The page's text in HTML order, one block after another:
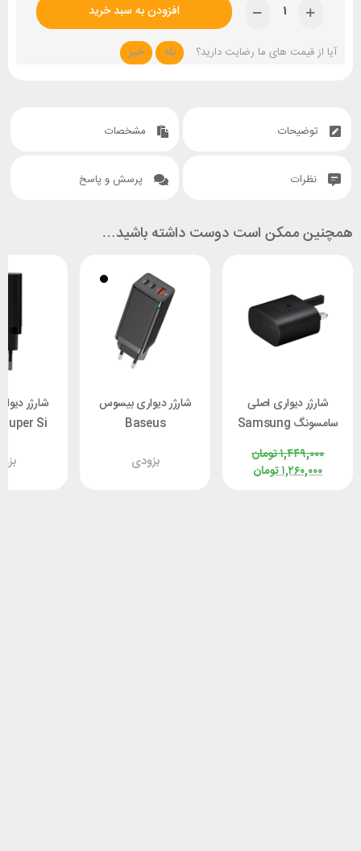
افزودن به سبد خرید
آیا از قیمت های ما رضایت دارید؟ بله خیر
توضیحات مشخصات
نظرات پرسش و پاسخ
همچنین ممکن است دوست داشته باشید…
شارژر دیواری اصلی
سامسونگ Samsung
وات تومان۱,۴۴۹,۰۰۰
تومان۱,۲۶۰,۰۰۰
شارژر دیواری بیسوس
Baseus
وات با کابل
بزودی
شارژر
Si
توان 30 وات